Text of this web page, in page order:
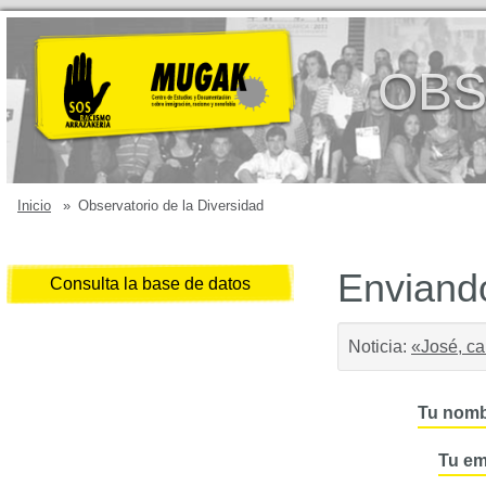
Inicio » Observatorio de la Diversidad
Consulta la base de datos
Noticia: «José,
Tu
Tu